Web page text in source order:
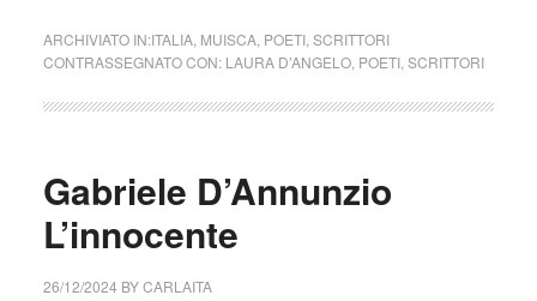
ARCHIVIATO IN:ITALIA, MUISCA, POETI, SCRITTORI
CONTRASSEGNATO CON: LAURA D’ANGELO, POETI, SCRITTORI
Gabriele D’Annunzio
L’innocente
26/12/2024 BYCARLAITA